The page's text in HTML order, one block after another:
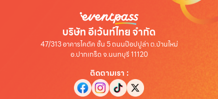
บริษัท อีเว้นท์ไทย จำกัด
47/313 อาคารไคตัค ชั้น 5 ถนนป๊อปปูล่า ต.บ้านใหม่
อ.ปากเกร็ด จ.นนทบุรี 11120
ติดตามเรา :